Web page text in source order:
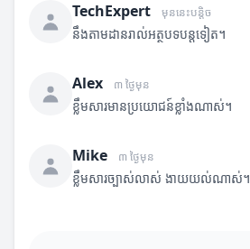
TechExpert មុននេះបន្តិច
នឹងតាមដានរាល់អត្ថបទបន្តទៀត។
Alex ៣ ថ្ងៃមុន
ខ្លឹមសារមានប្រយោជន៍ខ្លាំងណាស់។
Mike ៣ ថ្ងៃមុន
ខ្លឹមសារច្បាស់លាស់ ងាយយល់ណាស់។